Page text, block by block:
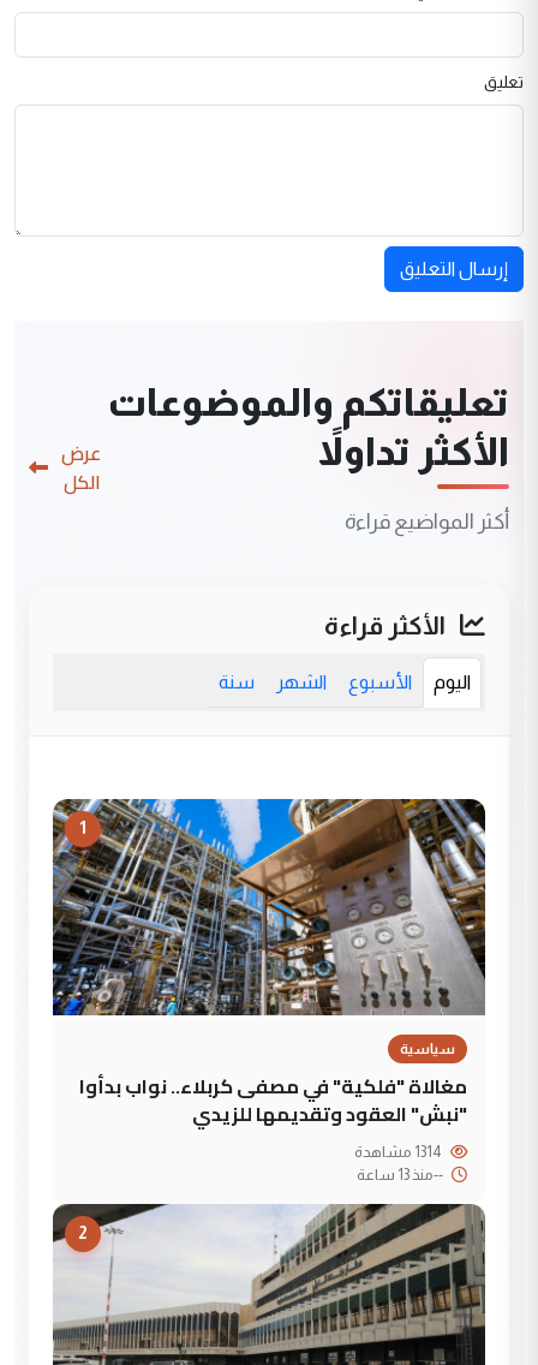
تعليق
إرسال التعليق
تعليقاتكم والموضوعات
الأكثر تداولاً
أكثر المواضيع قراءة
عرض
الكل
الأكثر قراءة
اليوم الأسبوع الشهر سنة
1
سياسية
مغالاة "فلكية" في مصفى كربلاء.. نواب بدأوا
"نبش" العقود وتقديمها للزيدي
--منذ 13 ساعة
2